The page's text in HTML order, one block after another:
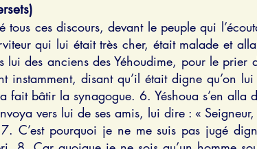
tous ces discours, devant le peuple qui
qui lui était très cher, était malade et
lui des anciens des Yéhoudime, pour le
instamment, disant qu’il était digne qu’on
fait bâtir la synagogue. 6. Yéshoua s’en alla
vers lui de ses amis, lui dire : «
C’est pourquoi je ne me suis pas jugé